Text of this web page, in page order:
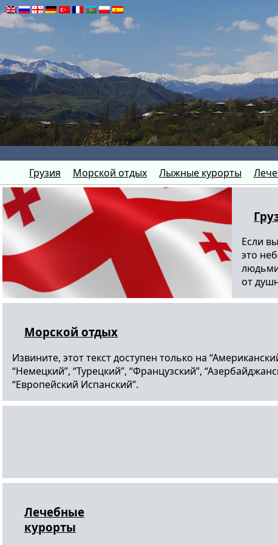
Грузия Морской отдых Лыжные курорты
Если
это
от
Морской отдых
Извините, этот текст доступен только на
“Немецкий”, “Турецкий”, “Французский”,
“Европейский Испанский”.
Лечебные
курорты